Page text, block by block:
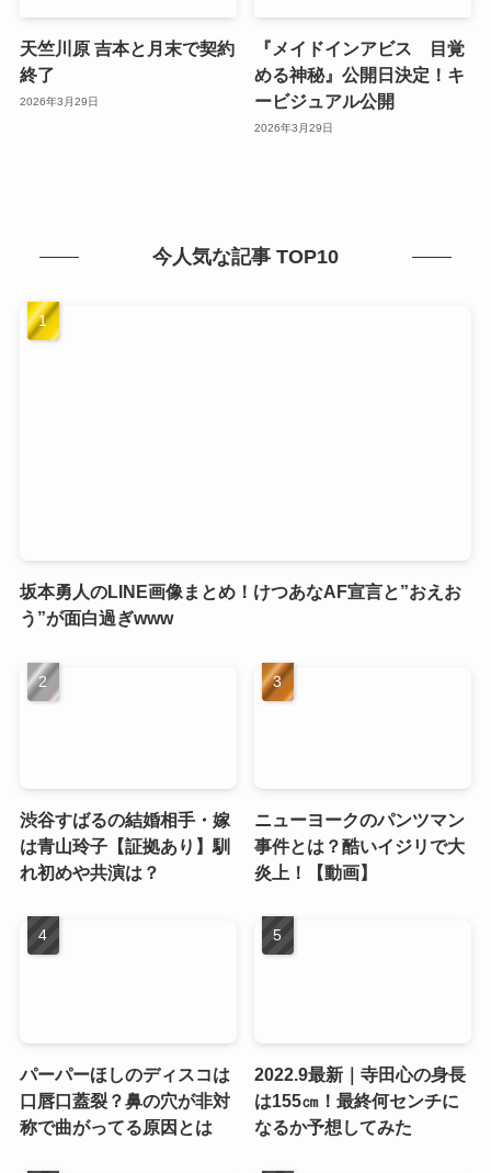
天竺川原 吉本と月末で契約
終了
2026年3月29日
『メイドインアビス 目覚
める神秘』公開日決定！キ
ービジュアル公開
2026年3月29日
今人気な記事 TOP10
坂本勇人のLINE画像まとめ！けつあなAF宣言と”おえお
う”が面白過ぎwww
渋谷すばるの結婚相手・嫁
は青山玲子【証拠あり】馴
れ初めや共演は？
ニューヨークのパンツマン
事件とは？酷いイジリで大
炎上！【動画】
パーパーほしのディスコは
口唇口蓋裂？鼻の穴が非対
称で曲がってる原因とは
2022.9最新｜寺田心の身長
は155㎝！最終何センチに
なるか予想してみた